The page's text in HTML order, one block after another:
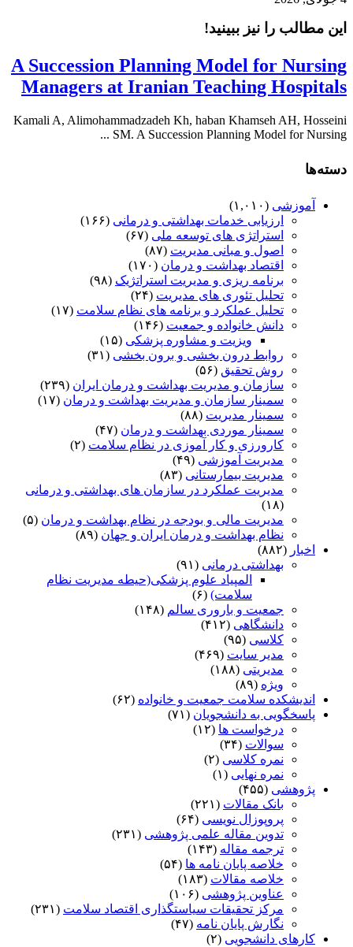
این مطالب را نیز ببینید!
A Succession Planning Model for Nursing
Managers at Iranian Teaching Hospitals
Kamali A, Alimohammadzadeh Kh, haban Khamseh AH, Hosseini
SM. A Succession Planning Model for Nursing ...
دسته‌ها
آموزشی (۱,۰۱۰)
ارزیابی خدمات بهداشتی و درمانی (۱۶۶)
استراتژی های توسعه ملی (۶۷)
اصول و مبانی مدیریت (۸۷)
اقتصاد بهداشت و درمان (۱۷۰)
برنامه ریزی و مدیریت استراتژیک (۹۸)
تحلیل تئوری های مدیریت (۲۴)
تحلیل عملکرد و برنامه های نظام سلامت (۱۷)
دانش خانواده و جمعیت (۱۴۶)
ویزیت و مشاوره پزشکی (۱۵)
روابط درون بخشی و برون بخشی (۳۱)
روش تحقیق (۵۶)
سازمان و مدیریت بهداشت و درمان ایران (۲۳۹)
سمینار سازمان و مدیریت بهداشت و درمان (۱۷)
سمینار مدیریت (۸۸)
سمینار موردی بهداشت و درمان (۴۷)
کارورزی و کار آموزی در نظام سلامت (۲)
مدیریت آموزشی (۴۹)
مدیریت بیمارستانی (۸۳)
مدیریت عملکرد در سازمان های بهداشتی و درمانی
(۱۸)
مدیریت مالی و بودجه در نظام بهداشت و درمان (۵)
نظام بهداشت و درمان ایران و جهان (۸۹)
اخبار (۸۸۲)
بهداشتی درمانی (۹۱)
المپیاد علوم پزشکی(حیطه مدیریت نظام
سلامت) (۶)
جمعیت و باروری سالم (۱۴۸)
دانشگاهی (۴۱۲)
کلاسی (۹۵)
مدیر سایت (۴۶۹)
مدیریتی (۱۸۸)
ویژه (۸۹)
اندیشکده سلامت جمعیت و خانواده (۶۲)
پاسخگویی به دانشجویان (۷۱)
درخواست ها (۱۲)
سوالات (۳۴)
نمره کلاسی (۲)
نمره نهایی (۱)
پژوهشی (۴۵۵)
بانک مقالات (۲۲۱)
پروپوزال نویسی (۶۴)
تدوین مقاله علمی پژوهشی (۲۳۱)
ترجمه مقاله (۱۴۳)
خلاصه پایان نامه ها (۵۴)
خلاصه مقالات (۱۸۳)
عناوین پژوهشی (۱۰۶)
مرکز تحقیقات سیاستگذاری اقتصاد سلامت (۲۳۱)
نگارش پایان نامه (۴۷)
کارهای دانشجویی (۲)